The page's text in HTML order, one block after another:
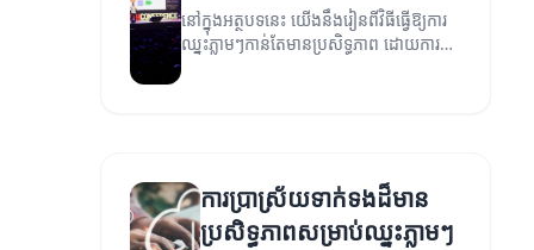
នៅក្នុងអត្ថបទនេះ យើងនឹងរៀនពីវិធីធ្វើឱ្យការ
ឈ្នះភ្លាមៗកាន់តែមានប្រសិទ្ធភាព ដោយការ
កំណត់យុទ្ធសាស្ត្រនិងការបង្កើនការប្រាស្រ័យ
ការប្រាស្រ័យទាក់ទងដ៏មាន
ប្រសិទ្ធភាពសម្រាប់ឈ្នះភ្លាមៗ